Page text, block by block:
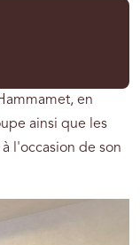
en
ainsi que les
l'occasion de son